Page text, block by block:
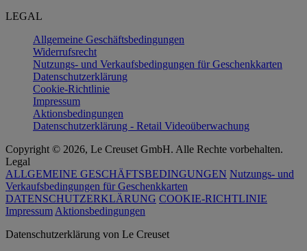
LEGAL
Allgemeine Geschäftsbedingungen
Widerrufsrecht
Nutzungs- und Verkaufsbedingungen für Geschenkkarten
Datenschutzerklärung
Cookie-Richtlinie
Impressum
Aktionsbedingungen
Datenschutzerklärung - Retail Videoüberwachung
Copyright © 2026, Le Creuset GmbH. Alle Rechte vorbehalten.
Legal
ALLGEMEINE GESCHÄFTSBEDINGUNGEN Nutzungs- und
Verkaufsbedingungen für Geschenkkarten
DATENSCHUTZERKLÄRUNG COOKIE-RICHTLINIE
Impressum Aktionsbedingungen
Datenschutz­erklärung von Le Creuset